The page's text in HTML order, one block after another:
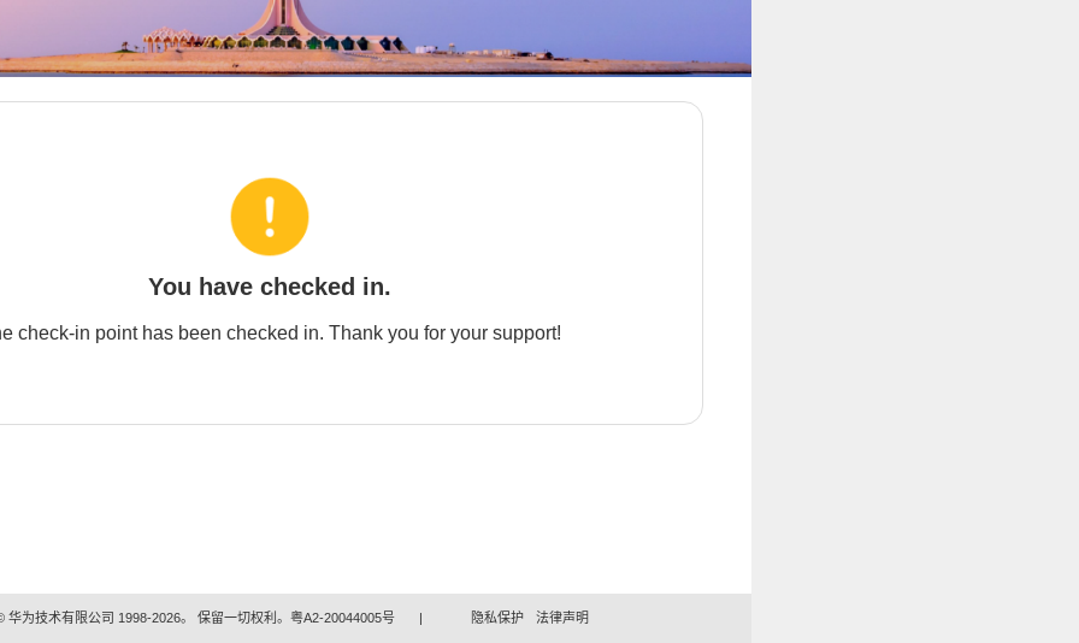
You have checked in.
check-in point has been checked in. Thank you for your support!
华为技术有限公司 1998-2026。 保留一切权利。粤A2-20044005号 | 隐私保护 法律声明